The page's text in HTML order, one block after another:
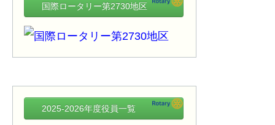
国際ロータリー第2730地区
2025-2026年度役員一覧